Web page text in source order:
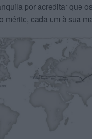
por acreditar que
mérito, cada um à sua